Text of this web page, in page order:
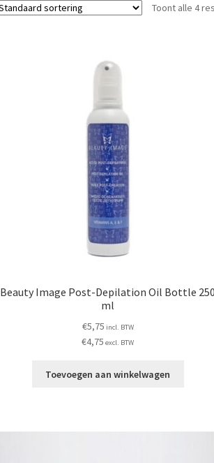
Toont alle 4
Beauty Image Post-Depilation Oil Bottle 250
ml
€5,75 incl. BTW
€4,75 excl. BTW
Toevoegen aan winkelwagen